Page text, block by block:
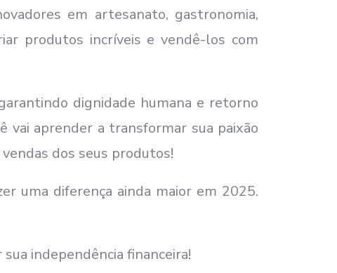
em artesanato, gastronomia,
produtos incríveis e vendê-los com
dignidade humana e retorno
vai aprender a transformar sua paixão
dos seus produtos!
uma diferença ainda maior em 2025.
independência financeira!